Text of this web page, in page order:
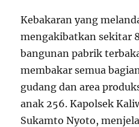
Kebakaran yang
mengakibatkan sekitar
bangunan pabrik
membakar semua
gudang dan area
anak 256. Kapolsek
Sukamto Nyoto,